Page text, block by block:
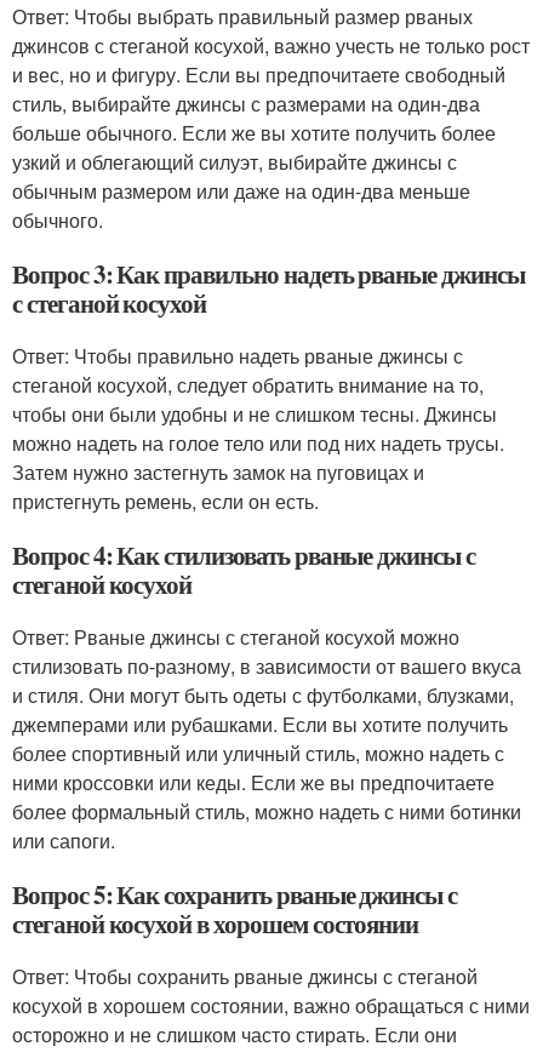
Ответ: Чтобы выбрать правильный размер рваных
джинсов с стеганой косухой, важно учесть не только рост
и вес, но и фигуру. Если вы предпочитаете свободный
стиль, выбирайте джинсы с размерами на один-два
больше обычного. Если же вы хотите получить более
узкий и облегающий силуэт, выбирайте джинсы с
обычным размером или даже на один-два меньше
обычного.
Вопрос 3: Как правильно надеть рваные джинсы
с стеганой косухой
Ответ: Чтобы правильно надеть рваные джинсы с
стеганой косухой, следует обратить внимание на то,
чтобы они были удобны и не слишком тесны. Джинсы
можно надеть на голое тело или под них надеть трусы.
Затем нужно застегнуть замок на пуговицах и
пристегнуть ремень, если он есть.
Вопрос 4: Как стилизовать рваные джинсы с
стеганой косухой
Ответ: Рваные джинсы с стеганой косухой можно
стилизовать по-разному, в зависимости от вашего вкуса
и стиля. Они могут быть одеты с футболками, блузками,
джемперами или рубашками. Если вы хотите получить
более спортивный или уличный стиль, можно надеть с
ними кроссовки или кеды. Если же вы предпочитаете
более формальный стиль, можно надеть с ними ботинки
или сапоги.
Вопрос 5: Как сохранить рваные джинсы с
стеганой косухой в хорошем состоянии
Ответ: Чтобы сохранить рваные джинсы с стеганой
косухой в хорошем состоянии, важно обращаться с ними
осторожно и не слишком часто стирать. Если они